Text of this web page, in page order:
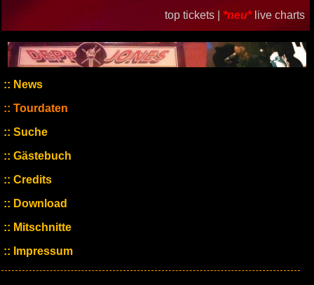
top tickets | *neu* live charts
News
Tourdaten
Suche
Gästebuch
Credits
Download
Mitschnitte
Impressum